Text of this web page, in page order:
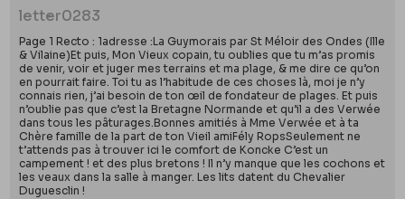
letter0283
Page 1 Recto : 1adresse :La Guymorais par St Méloir des Ondes (Ille
& Vilaine)Et puis, Mon Vieux copain, tu oublies que tu m’as promis
de venir, voir et juger mes terrains et ma plage, & me dire ce qu’on
en pourrait faire. Toi tu as l’habitude de ces choses là, moi je n’y
connais rien, j’ai besoin de ton œil de fondateur de plages. Et puis
n’oublie pas que c’est la Bretagne Normande et qu’il a des Verwée
dans tous les pâturages.Bonnes amitiés à Mme Verwée et à ta
Chère famille de la part de ton Vieil amiFély RopsSeulement ne
t’attends pas à trouver ici le comfort de Koncke C’est un
campement ! et des plus bretons ! Il n’y manque que les cochons et
les veaux dans la salle à manger. Les lits datent du Chevalier
Duguesclin !